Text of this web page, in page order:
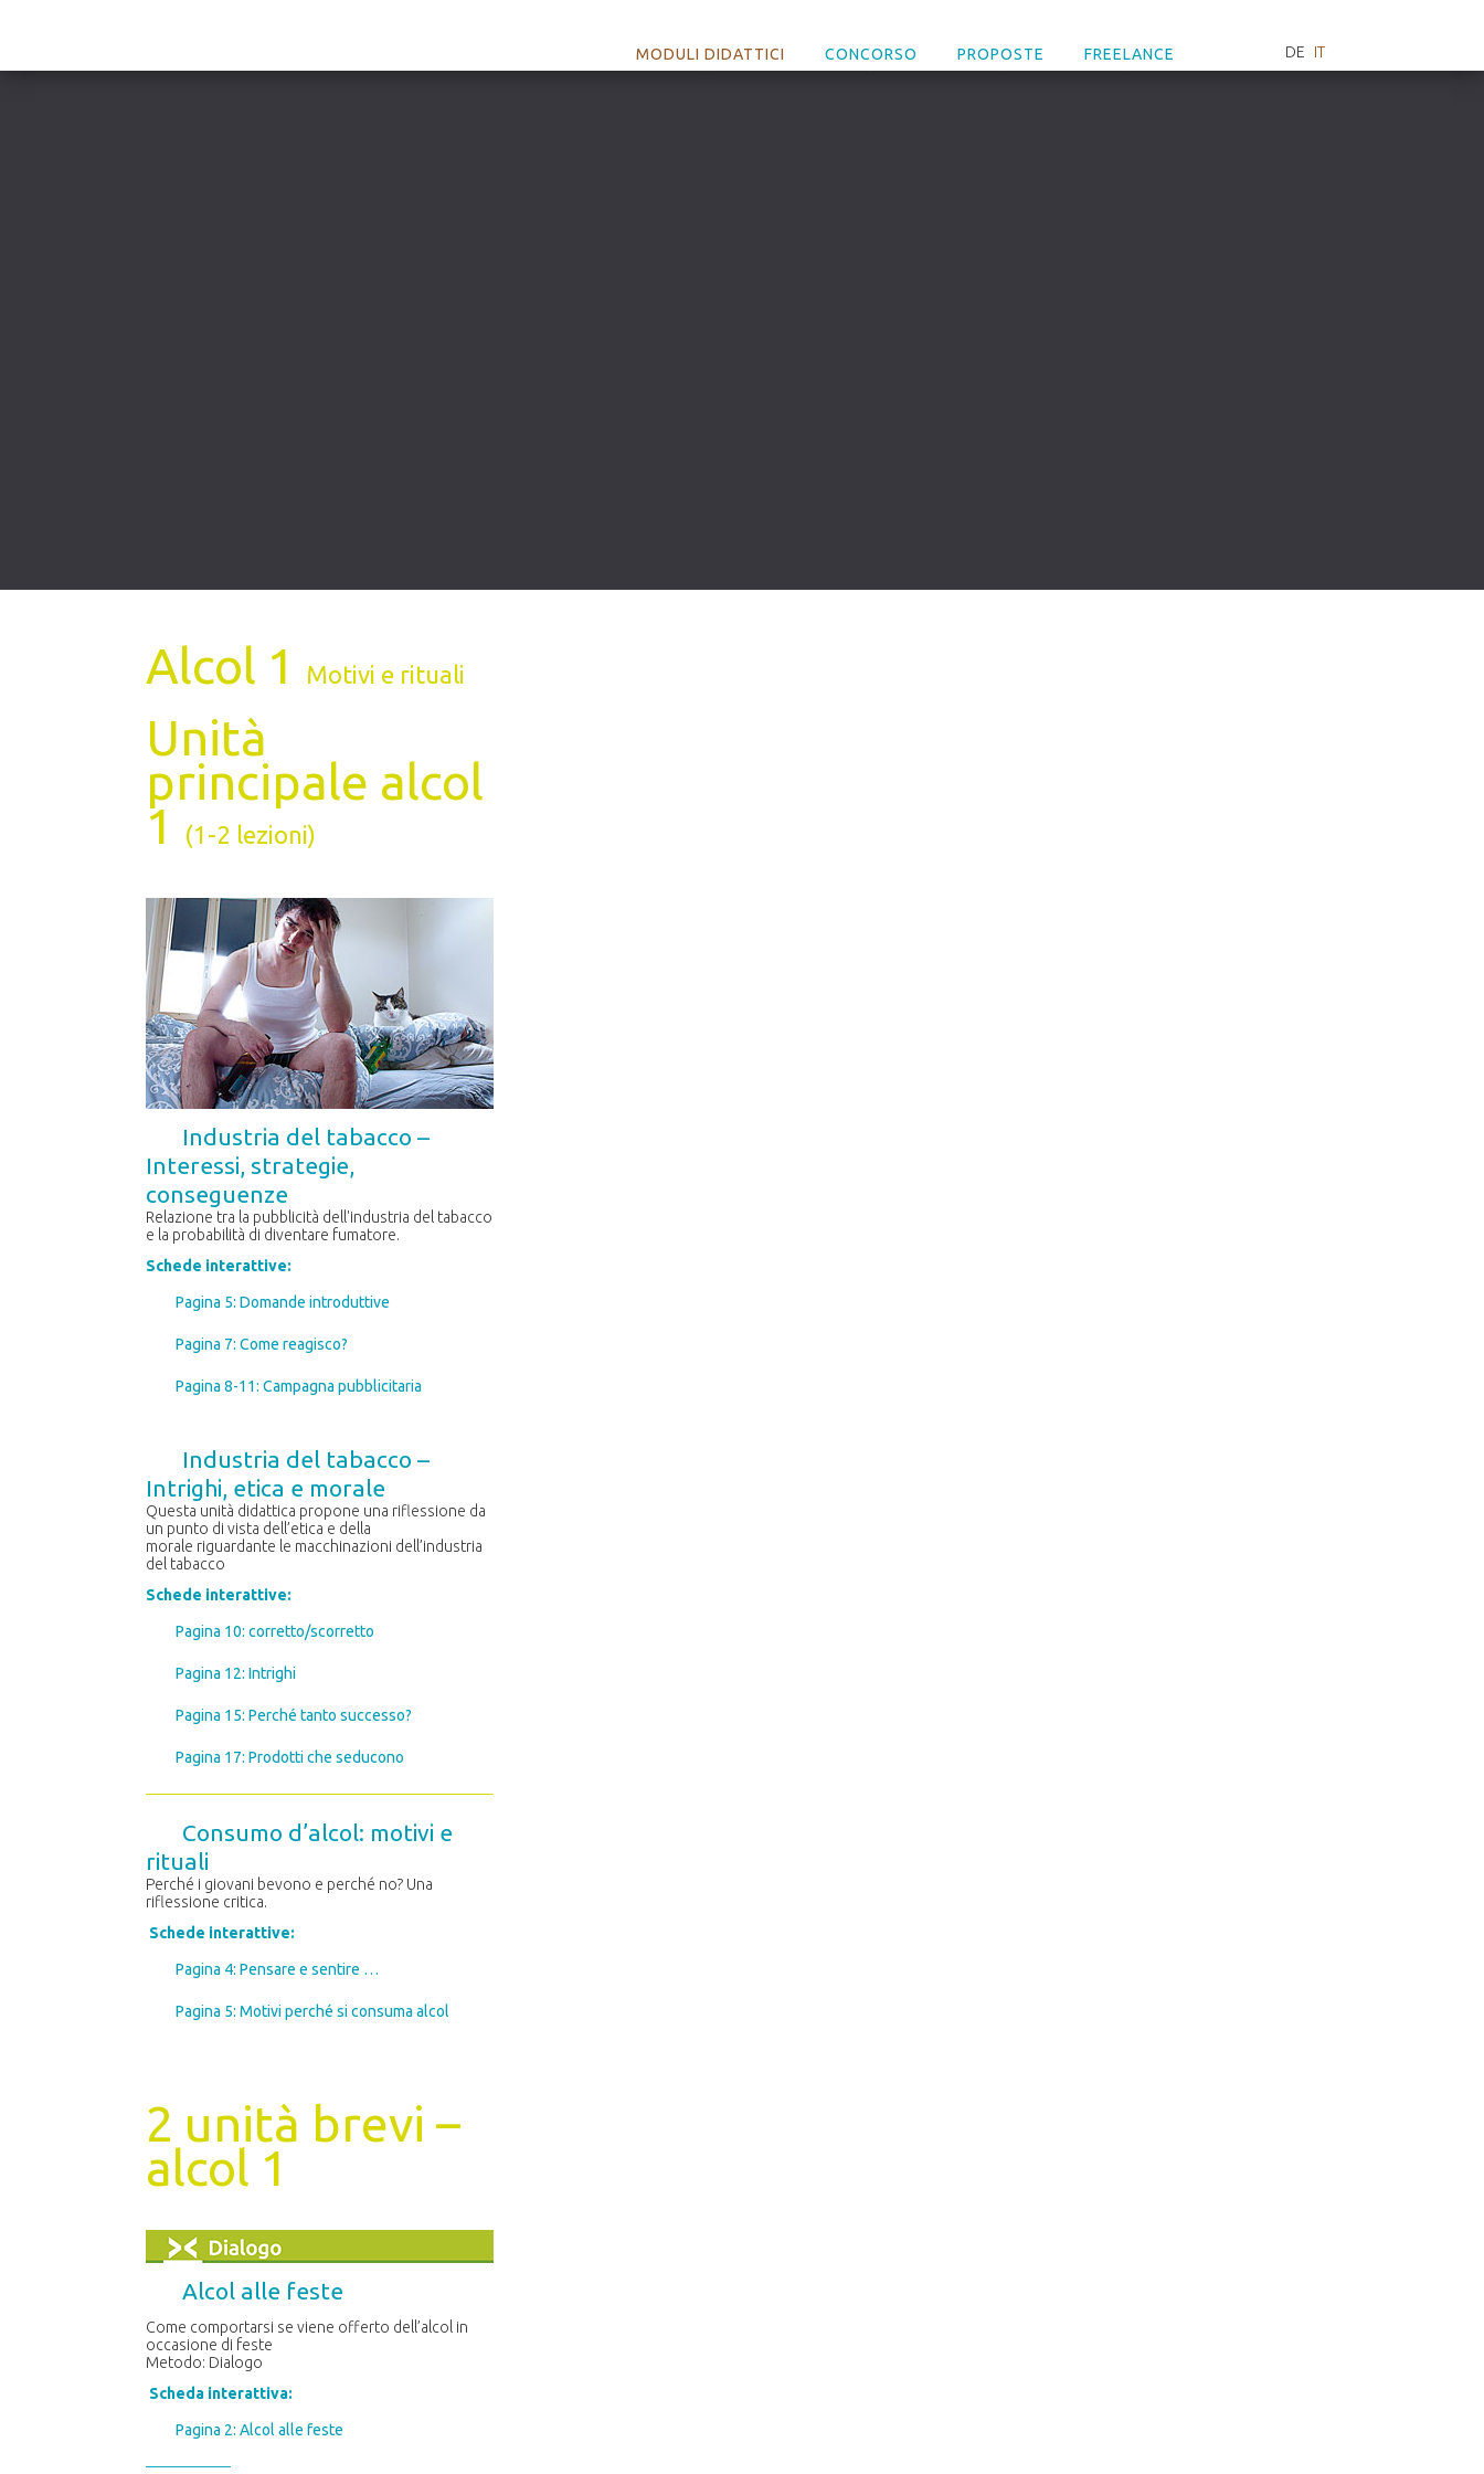
DE IT
MODULI DIDATTICI CONCORSO PROPOSTE FREELANCE
Alcol 1 Motivi e rituali
Unità
principale alcol
1
(1-2 lezioni)
Industria del tabacco –
Interessi, strategie,
conseguenze
Relazione tra la pubblicità dell'industria del tabacco
e la probabilità di diventare fumatore.
Schede interattive:
Pagina 5: Domande introduttive
Pagina 7: Come reagisco?
Pagina 8-11: Campagna pubblicitaria
Industria del tabacco –
Intrighi, etica e morale
Questa unità didattica propone una riflessione da
un punto di vista dell’etica e della
morale riguardante le macchinazioni dell’industria
del tabacco
Schede interattive:
Pagina 10: corretto/scorretto
Pagina 12: Intrighi
Pagina 15: Perché tanto successo?
Pagina 17: Prodotti che seducono
Consumo d’alcol: motivi e
rituali
Perché i giovani bevono e perché no? Una
riflessione critica.
Schede interattive:
Pagina 4: Pensare e sentire …
Pagina 5: Motivi perché si consuma alcol
2 unità brevi –
alcol 1
Alcol alle feste
Come comportarsi se viene offerto dell’alcol in
occasione di feste
Metodo: Dialogo
Scheda interattiva:
Pagina 2: Alcol alle feste
–––––––––––